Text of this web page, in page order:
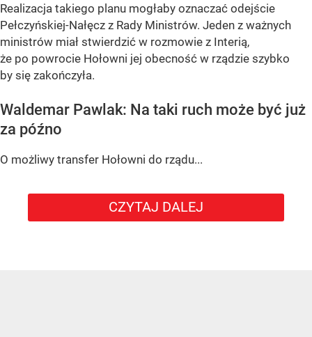
Realizacja takiego planu mogłaby oznaczać odejście
Pełczyńskiej-Nałęcz z Rady Ministrów. Jeden z ważnych
ministrów miał stwierdzić w rozmowie z Interią,
że po powrocie Hołowni jej obecność w rządzie szybko
by się zakończyła.
Waldemar Pawlak: Na taki ruch może być już
za późno
O możliwy transfer Hołowni do rządu...
CZYTAJ DALEJ